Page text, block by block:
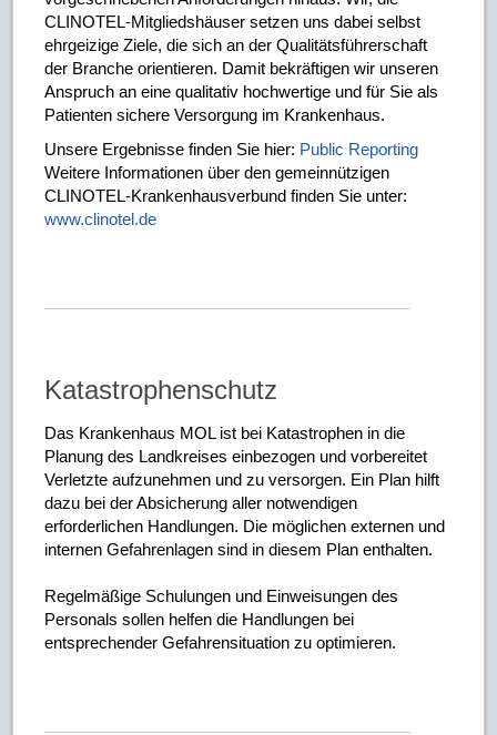
CLINOTEL-Mitgliedshäuser setzen uns dabei selbst
ehrgeizige Ziele, die sich an der Qualitätsführerschaft
der Branche orientieren. Damit bekräftigen wir unseren
Anspruch an eine qualitativ hochwertige und für Sie als
Patienten sichere Versorgung im Krankenhaus.
Unsere Ergebnisse finden Sie hier: Public Reporting
Weitere Informationen über den gemeinnützigen
CLINOTEL-Krankenhausverbund finden Sie unter:
www.clinotel.de
Katastrophenschutz
Das Krankenhaus MOL ist bei Katastrophen in die
Planung des Landkreises einbezogen und vorbereitet
Verletzte aufzunehmen und zu versorgen. Ein Plan hilft
dazu bei der Absicherung aller notwendigen
erforderlichen Handlungen. Die möglichen externen und
internen Gefahrenlagen sind in diesem Plan enthalten.
Regelmäßige Schulungen und Einweisungen des
Personals sollen helfen die Handlungen bei
entsprechender Gefahrensituation zu optimieren.